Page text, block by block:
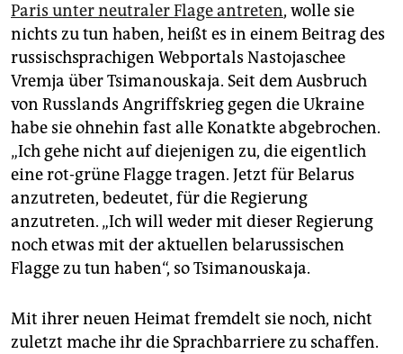
Paris unter neutraler Flage antreten, wolle sie
nichts zu tun haben, heißt es in einem Beitrag des
russischsprachigen Webportals Nastojaschee
Vremja über Tsimanouskaja. Seit dem Ausbruch
von Russlands Angriffskrieg gegen die Ukraine
habe sie ohnehin fast alle Konatkte abgebrochen.
„Ich gehe nicht auf diejenigen zu, die eigentlich
eine rot-grüne Flagge tragen. Jetzt für Belarus
anzutreten, bedeutet, für die Regierung
anzutreten. „Ich will weder mit dieser Regierung
noch etwas mit der aktuellen belarussischen
Flagge zu tun haben“, so Tsimanouskaja.
Mit ihrer neuen Heimat fremdelt sie noch, nicht
zuletzt mache ihr die Sprachbarriere zu schaffen.